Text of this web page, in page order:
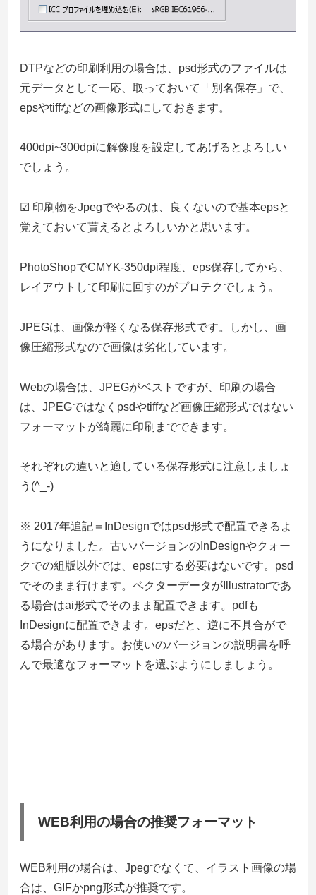
DTPなどの印刷利用の場合は、psd形式のファイルは
元データとして一応、取っておいて「別名保存」で、
epsやtiffなどの画像形式にしておきます。
400dpi~300dpiに解像度を設定してあげるとよろしい
でしょう。
☑ 印刷物をJpegでやるのは、良くないので基本epsと
覚えておいて貰えるとよろしいかと思います。
PhotoShopでCMYK-350dpi程度、eps保存してから、
レイアウトして印刷に回すのがプロテクでしょう。
JPEGは、画像が軽くなる保存形式です。しかし、画
像圧縮形式なので画像は劣化しています。
Webの場合は、JPEGがベストですが、印刷の場合
は、JPEGではなくpsdやtiffなど画像圧縮形式ではない
フォーマットが綺麗に印刷までできます。
それぞれの違いと適している保存形式に注意しましょ
う(^_-)
※ 2017年追記＝InDesignではpsd形式で配置できるよ
うになりました。古いバージョンのInDesignやクォー
クでの組版以外では、epsにする必要はないです。psd
でそのまま行けます。ベクターデータがIllustratorであ
る場合はai形式でそのまま配置できます。pdfも
InDesignに配置できます。epsだと、逆に不具合がで
る場合があります。お使いのバージョンの説明書を呼
んで最適なフォーマットを選ぶようにしましょう。
WEB利用の場合の推奨フォーマット
WEB利用の場合は、Jpegでなくて、イラスト画像の場
合は、GIFかpng形式が推奨です。